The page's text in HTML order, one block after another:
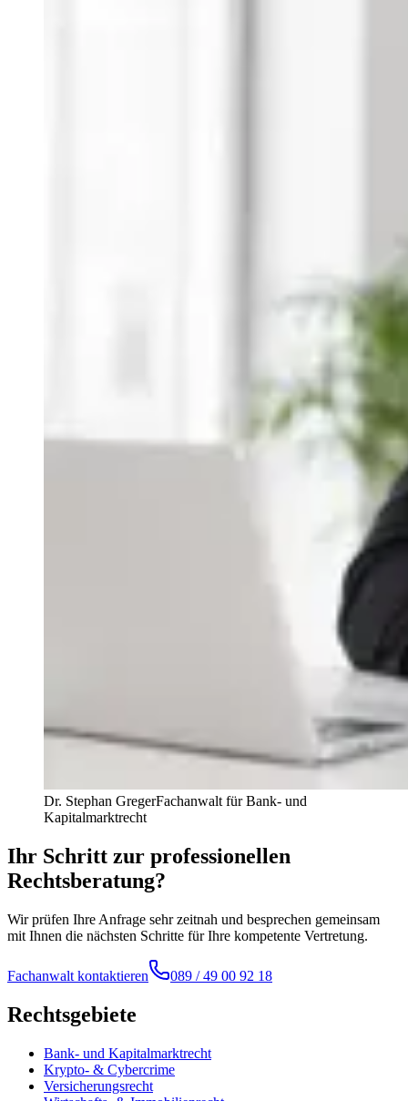
Dr. Stephan GregerFachanwalt für Bank- und
Kapitalmarktrecht
Ihr Schritt zur professionellen
Rechtsberatung?
Wir prüfen Ihre Anfrage sehr zeitnah und besprechen gemeinsam
mit Ihnen die nächsten Schritte für Ihre kompetente Vertretung.
Fachanwalt kontaktieren 089 / 49 00 92 18
Rechtsgebiete
Bank- und Kapitalmarktrecht
Krypto- & Cybercrime
Versicherungsrecht